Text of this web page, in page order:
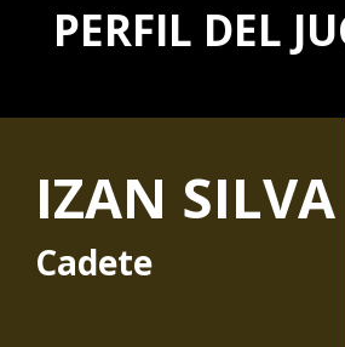
PERFIL DEL
IZAN SILVA
Cadete